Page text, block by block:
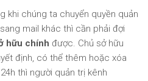
khi chúng ta chuyển quyền quản
mail khác thì cần phải đợi
hữu chính được. Chủ sở hữu
định, có thể thêm hoặc xóa
thì người quản trị kênh